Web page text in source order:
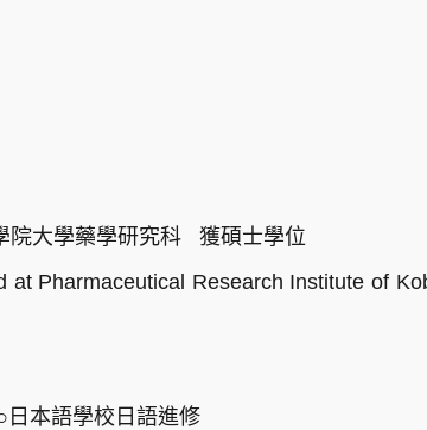
大學藥學研究科 獲碩士學位
Pharmaceutical Research Institute of
本語學校日語進修